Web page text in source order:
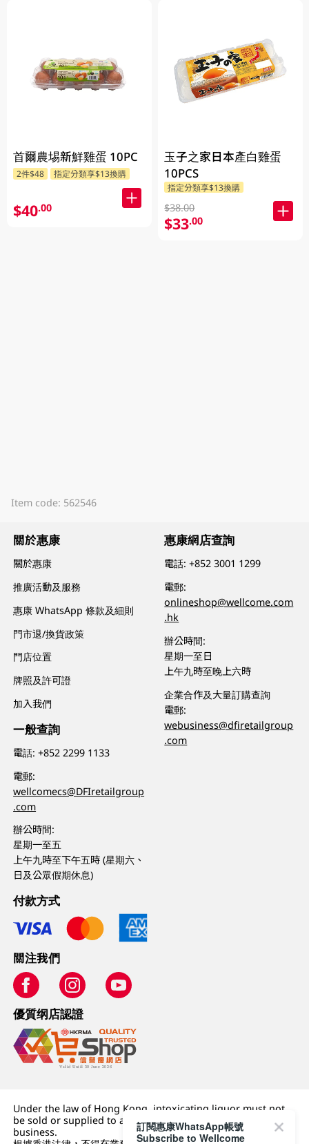
首爾農埸新鮮雞蛋 10PC
2件$48 指定分類享$13換購
$40.00
玉子之家日本產白雞蛋
10PCS
指定分類享$13換購
$38.00
$33.00
Item code: 562546
關於惠康
關於惠康
推廣活動及服務
惠康 WhatsApp 條款及細則
門市退/換貨政策
門店位置
牌照及許可證
加入我們
一般查詢
電話:+852 2299 1133
電郵:
wellcomecs@DFIretailgroup
.com
辦公時間:
星期一至五
上午九時至下午五時 (星期六、
日及公眾假期休息)
惠康網店查詢
電話:+852 3001 1299
電郵:
onlineshop@wellcome.com
.hk
辦公時間:
星期一至日
上午九時至晚上六時
企業合作及大量訂購查詢
電郵:
webusiness@dfiretailgroup
.com
付款方式
關注我們
優質纲店認證
Under the law of Hong Kong, intoxicating liquor must not
be sold or supplied to a minor (under 18) in the course of
business.
訂閱惠康WhatsApp帳號
Subscribe to Wellcome